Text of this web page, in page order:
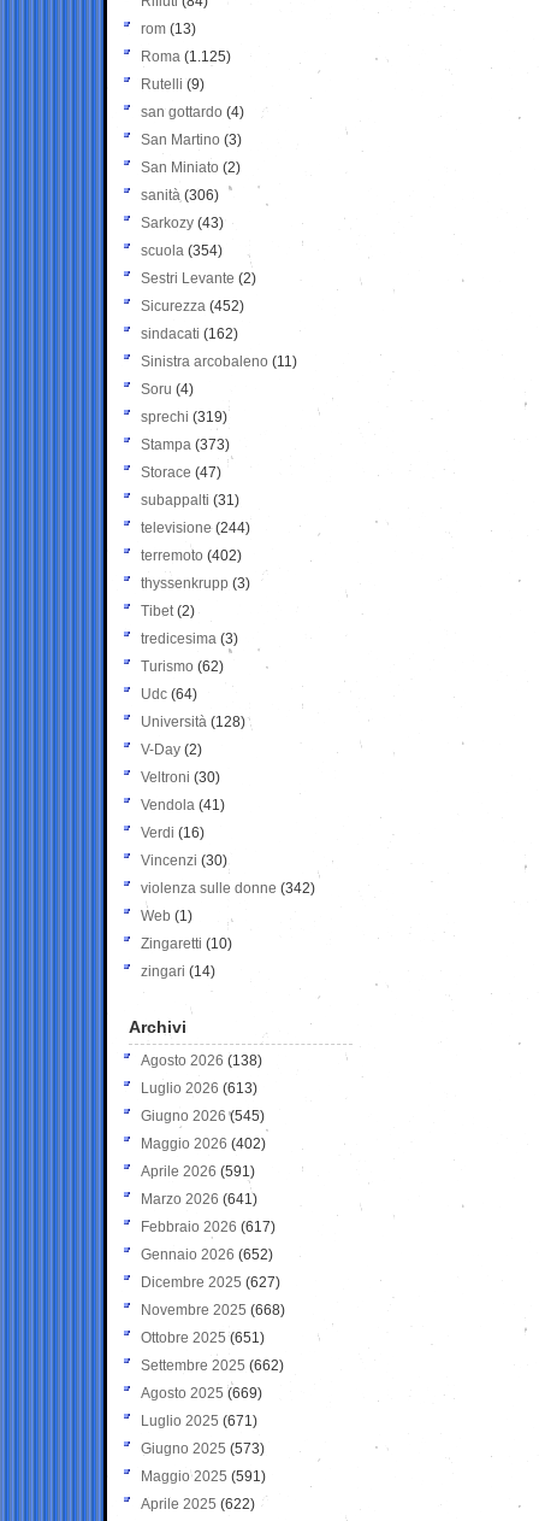
rom (13)
Roma (1.125)
Rutelli (9)
san gottardo (4)
San Martino (3)
San Miniato (2)
sanità (306)
Sarkozy (43)
scuola (354)
Sestri Levante (2)
Sicurezza (452)
sindacati (162)
Sinistra arcobaleno (11)
Soru (4)
sprechi (319)
Stampa (373)
Storace (47)
subappalti (31)
televisione(244)
terremoto (402)
thyssenkrupp (3)
Tibet(2)
tredicesima (3)
Turismo (62)
Udc (64)
Università (128)
V-Day (2)
Veltroni (30)
Vendola (41)
Verdi (16)
Vincenzi (30)
violenza sulle donne (342)
Web (1)
Zingaretti (10)
zingari (14)
Archivi
Agosto 2026 (138)
Luglio 2026 (613)
Giugno 2026 (545)
Maggio 2026 (402)
Aprile 2026 (591)
Marzo 2026 (641)
Febbraio 2026 (617)
Gennaio 2026 (652)
Dicembre 2025 (627)
Novembre 2025 (668)
Ottobre 2025 (651)
Settembre 2025 (662)
Agosto 2025 (669)
Luglio 2025 (671)
Giugno 2025 (573)
Maggio 2025 (591)
Aprile 2025 (622)